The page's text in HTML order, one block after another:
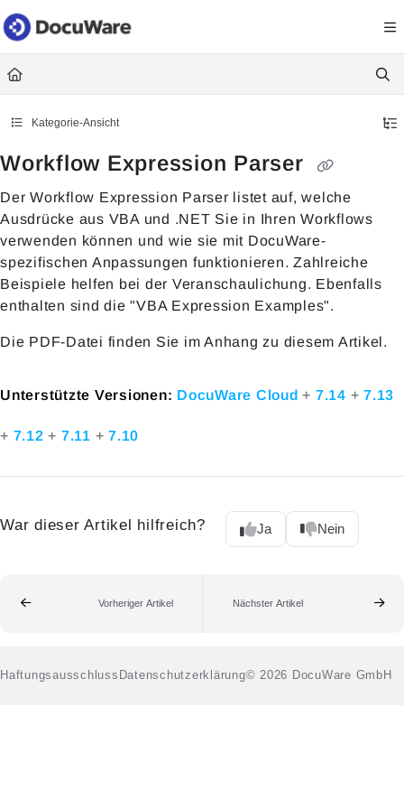
Documentation Index
Fetch the complete documentation index at: https://
Use this file to discover all available pages before exploring further.
Kategorie-Ansicht
Workflow Expression Parser
Der Workflow Expression Parser listet auf, welche
Ausdrücke aus VBA und .NET Sie in Ihren Workflows
verwenden können und wie sie mit DocuWare-
spezifischen Anpassungen funktionieren. Zahlreiche
Beispiele helfen bei der Veranschaulichung. Ebenfalls
enthalten sind die "VBA Expression Examples".
Die PDF-Datei finden Sie im Anhang zu diesem Artikel.
Unterstützte Versionen: DocuWare Cloud+ 7.14 + 7.13
+ 7.12+ 7.11 + 7.10
War dieser Artikel hilfreich? Ja Nein
Vorheriger Artikel Nächster Artikel
Haftungsausschluss Datenschutzerklärung© 2026 DocuWare GmbH